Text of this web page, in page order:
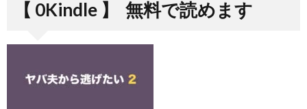
【 0Kindle 】 無料で読めます